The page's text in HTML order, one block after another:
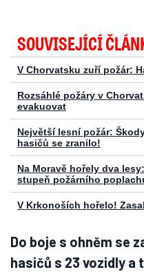
SOUVISEJÍCÍ
V Chorvatsku zuří požár:
Rozsáhlé požáry v
evakuovat
Největší lesní požár:
hasičů se zranilo!
Na Moravě hořely dva
stupeň požárního
V Krkonoších hořelo!
Do boje s ohněm se
hasičů s 23 vozidly